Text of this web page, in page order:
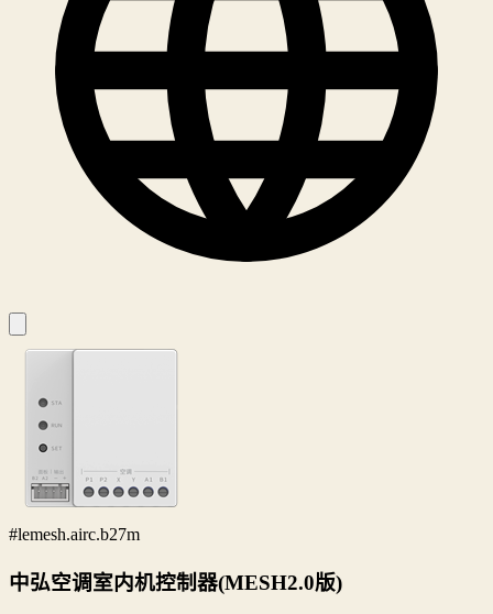
#lemesh.airc.b27m
中弘空调室内机控制器(MESH2.0版)